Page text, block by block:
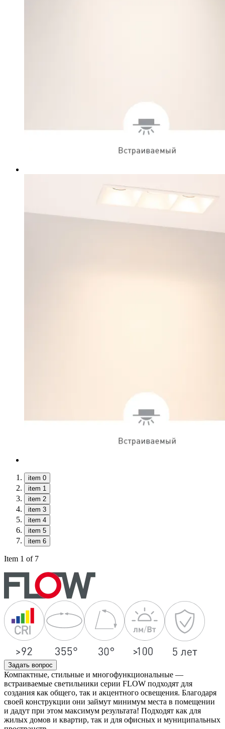
item 0
item 1
item 2
item 3
item 4
item 5
item 6
Item 1 of 7
Задать вопрос
Компактные, стильные и многофункциональные —
встраиваемые светильники серии FLOW подходят для
создания как общего, так и акцентного освещения. Благодаря
своей конструкции они займут минимум места в помещении
и дадут при этом максимум результата! Подходят как для
жилых домов и квартир, так и для офисных и муниципальных